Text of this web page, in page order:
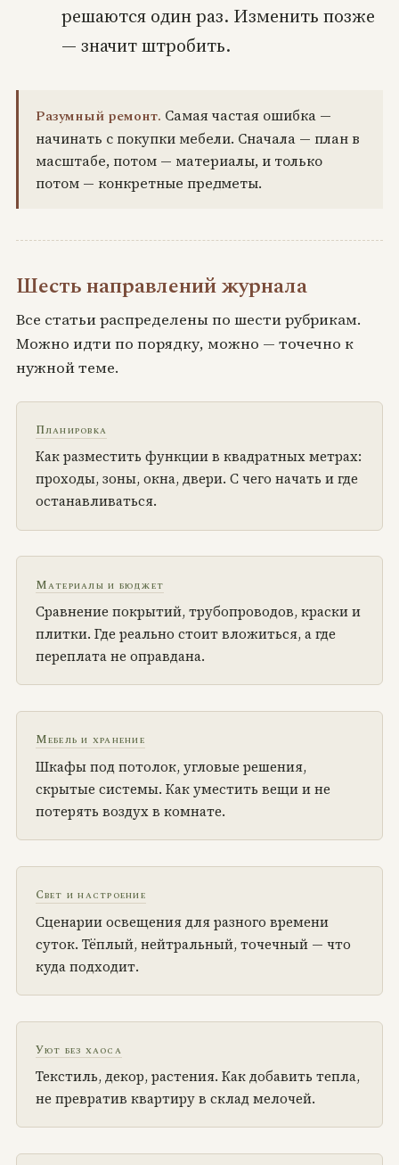
решаются один раз. Изменить позже
— значит штробить.
Разумный ремонт. Самая частая ошибка —
начинать с покупки мебели. Сначала — план в
масштабе, потом — материалы, и только
потом — конкретные предметы.
Шесть направлений журнала
Все статьи распределены по шести рубрикам.
Можно идти по порядку, можно — точечно к
нужной теме.
Планировка
Как разместить функции в квадратных метрах:
проходы, зоны, окна, двери. С чего начать и где
останавливаться.
Материалы и бюджет
Сравнение покрытий, трубопроводов, краски и
плитки. Где реально стоит вложиться, а где
переплата не оправдана.
Мебель и хранение
Шкафы под потолок, угловые решения,
скрытые системы. Как уместить вещи и не
потерять воздух в комнате.
Свет и настроение
Сценарии освещения для разного времени
суток. Тёплый, нейтральный, точечный — что
куда подходит.
Уют без хаоса
Текстиль, декор, растения. Как добавить тепла,
не превратив квартиру в склад мелочей.